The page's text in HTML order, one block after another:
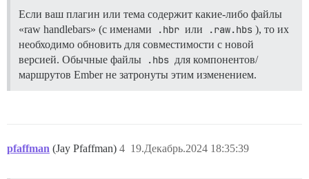
Если ваш плагин или тема содержит какие-либо файлы
«raw handlebars» (с именами
.hbr или .raw.hbs ), то их
необходимо обновить для совместимости с новой
версией. Обычные файлы
.hbs для компонентов/
маршрутов Ember не затронуты этим изменением.
pfaffman (Jay Pfaffman) 19.Декабрь.2024 18:35:39
4